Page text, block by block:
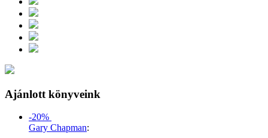
Ajánlott könyveink
-20%
Gary Chapman: